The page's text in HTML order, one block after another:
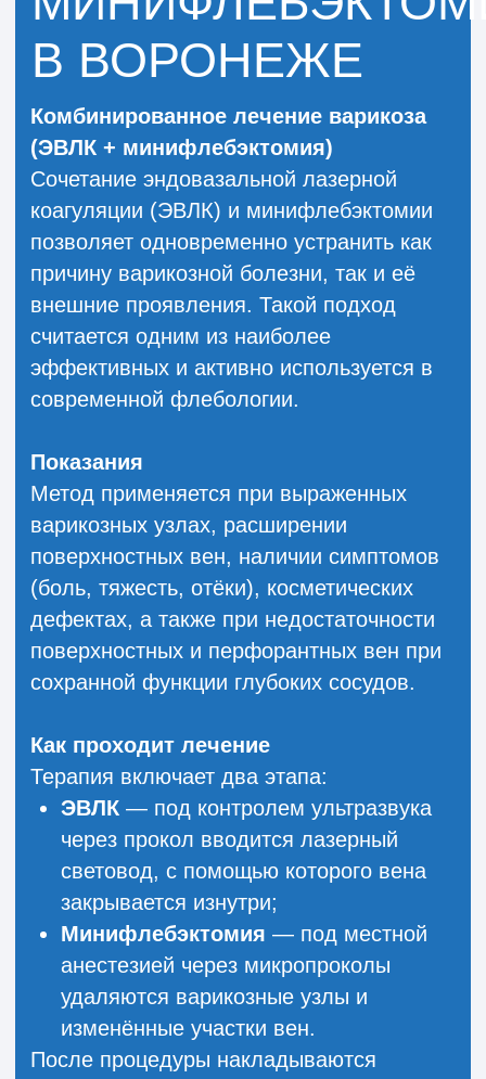
заболевание, улучшить внешний вид ног
МИНИФЛЕБЭКТОМИЯ
В ВОРОНЕЖЕ
Минифлебэктомия — это современный
малоинвазивный способ удаления
варикозно расширенных поверхностных
вен через небольшие проколы кожи.
Метод относится к щадящим, поскольку
не требует разрезов и обеспечивает
быстрое восстановление пациента.
Процедура проводится при наличии
крупных варикозных узлов, выраженных
косметических дефектов (расширенные
вены, сосудистые сетки), локальных
поражениях поверхностных вен без
значимого вовлечения глубокой системы,
а также как часть комбинированного
лечения варикозной болезни.
Противопоказания
Метод не применяется при остром
свёртываемости крови, а также в период
беременности и грудного вскармливания.
Как проходит процедура
Минифлебэктомия выполняется под
местной анестезией. После
предварительного ультразвукового
исследования врач делает микропроколы
(около 1–2 мм), через которые
специальными инструментами удаляются
изменённые участки вен. Обычно швы не
требуются. В завершение накладывается
повязка и назначается компрессионный
трикотаж. Продолжительность
процедуры, как правило, составляет 30–